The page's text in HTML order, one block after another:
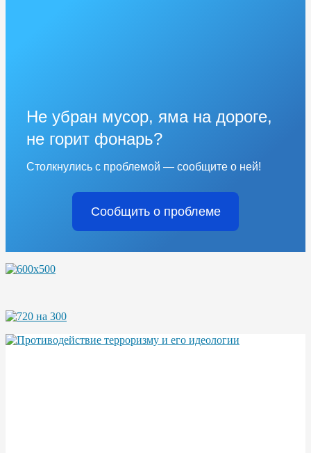
Не убран мусор, яма на дороге,
не горит фонарь?
Столкнулись с проблемой — сообщите о ней!
Сообщить о проблеме